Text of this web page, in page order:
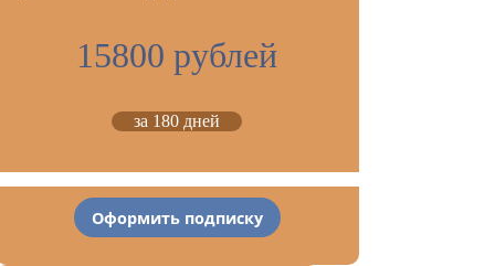
15800 рублей
за 180 дней
Оформить подписку